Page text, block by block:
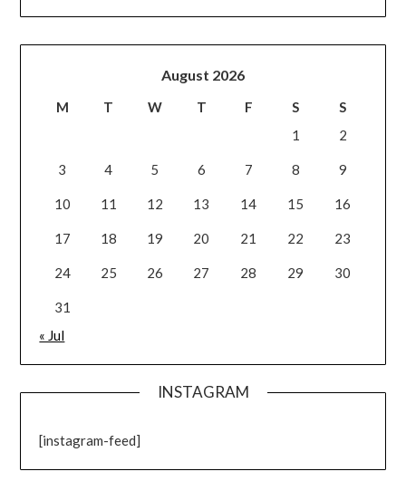
August 2026
M T W T F S
S
1
2
3 4 5 6 7 8 9
10 11 12 13 14 15 16
17 18 19 20 21 22 23
24 25 26 27 28 29 30
31
« Jul
INSTAGRAM
[instagram-feed]